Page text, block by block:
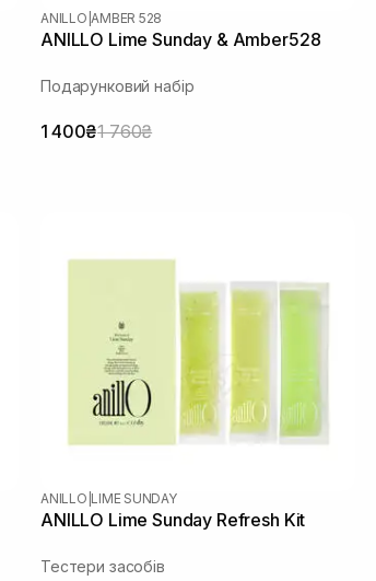
ANILLO AMBER 528
ANILLO Lime Sunday & Amber528
Подарунковий набір
1 400₴1 760₴
ANILLO LIME SUNDAY
ANILLO Lime Sunday Refresh Kit
Тестери засобів